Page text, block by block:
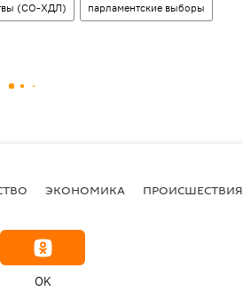
(СО-ХДЛ) парламентские выборы
ЭКОНОМИКА ПРОИСШЕСТВИЯ
OK